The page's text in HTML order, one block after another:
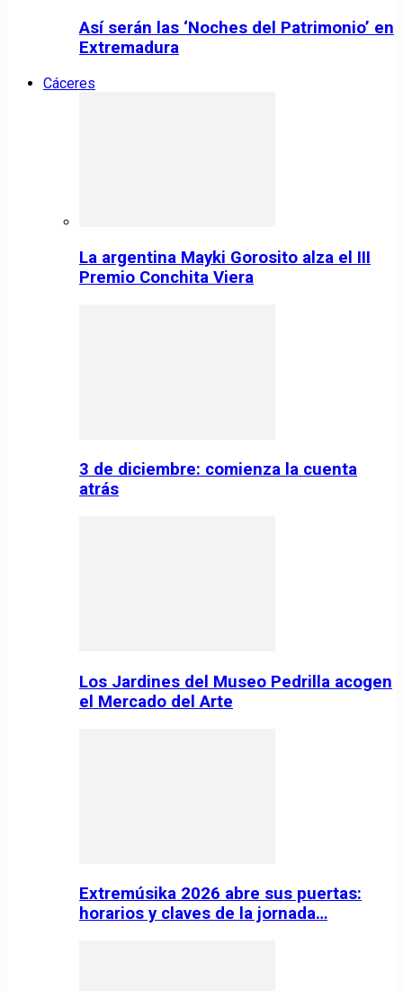
Así serán las ‘Noches del Patrimonio’ en
Extremadura
Cáceres
La argentina Mayki Gorosito alza el III
Premio Conchita Viera
3 de diciembre: comienza la cuenta
atrás
Los Jardines del Museo Pedrilla acogen
el Mercado del Arte
Extremúsika 2026 abre sus puertas:
horarios y claves de la jornada…